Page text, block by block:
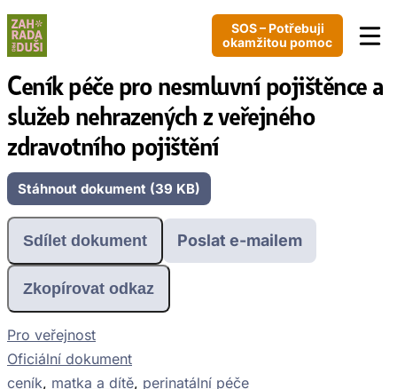
SOS – Potřebuji
okamžitou pomoc
Ceník péče pro nesmluvní pojištěnce a
služeb nehrazených z veřejného
zdravotního pojištění
Stáhnout dokument (39 KB)
Sdílet dokument Poslat e-mailem
Zkopírovat odkaz
Pro veřejnost
Oficiální dokument
ceník, matka a dítě, perinatální péče